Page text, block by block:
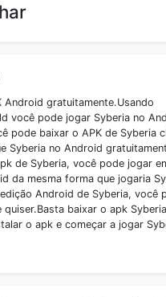
Android gratuitamente.Usando
você pode jogar Syberia no
pode baixar o APK de Syberia
Syberia no Android
de Syberia, você pode jogar
da mesma forma que jogaria
Android de Syberia, você
quiser.Basta baixar o apk Syberia
o apk e começar a jogar